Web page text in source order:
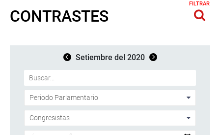
CONTRASTES
FILTRAR
Setiembre del 2020